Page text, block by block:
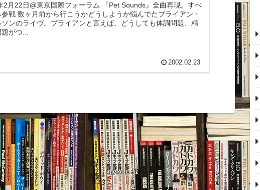
日@東京国際フォーラム 『Pet Sounds』全曲再現。すべ
しようか悩んでたブライアン・
ソンのライヴ。ブライアンと言えば、どうしても体調問題、精
がつ...
2002.02.23